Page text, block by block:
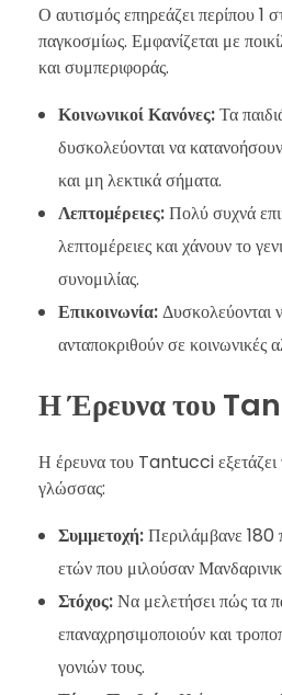
Ο αυτισμός επηρεάζει περίπου 1
παγκοσμίως. Εμφανίζεται με
και συμπεριφοράς.
Κοινωνικοί Κανόνες:Τα
δυσκολεύονται να
και μη λεκτικά σήματα.
Λεπτομέρειες:Πολύ συχνά
λεπτομέρειες και χάνουν το
συνομιλίας.
Επικοινωνία:Δυσκολεύονται
ανταποκριθούν σε κοινωνικές
Η Έρευνα του
Η έρευνα του Tantucci εξετάζει
γλώσσας:
Συμμετοχή:Περιλάμβανε 180
ετών που μιλούσαν
Στόχος:Να μελετήσει πώς τα
επαναχρησιμοποιούν και
γονιών τους.